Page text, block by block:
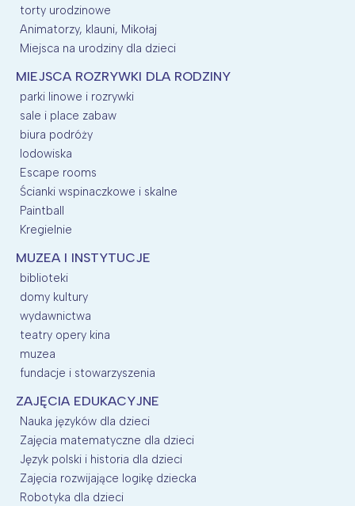
torty urodzinowe
Animatorzy, klauni, Mikołaj
Miejsca na urodziny dla dzieci
MIEJSCA ROZRYWKI DLA RODZINY
parki linowe i rozrywki
sale i place zabaw
biura podróży
lodowiska
Escape rooms
Ścianki wspinaczkowe i skalne
Paintball
Kregielnie
MUZEA I INSTYTUCJE
biblioteki
domy kultury
wydawnictwa
teatry opery kina
muzea
fundacje i stowarzyszenia
ZAJĘCIA EDUKACYJNE
Nauka języków dla dzieci
Zajęcia matematyczne dla dzieci
Język polski i historia dla dzieci
Zajęcia rozwijające logikę dziecka
Robotyka dla dzieci